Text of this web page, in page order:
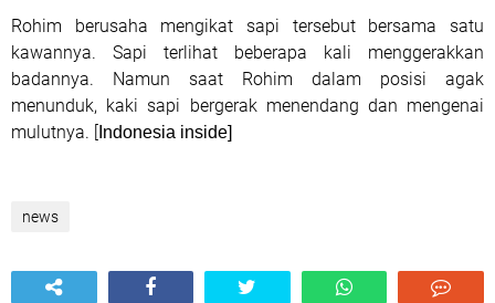
Rohim berusaha mengikat sapi tersebut bersama satu
kawannya. Sapi terlihat beberapa kali menggerakkan
badannya. Namun saat Rohim dalam posisi agak
menunduk, kaki sapi bergerak menendang dan mengenai
mulutnya. [ Indonesia inside]
news